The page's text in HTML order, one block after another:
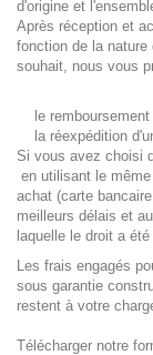
d'origine et
Après réception et
fonction de la
souhait, nous vous
le remboursement
la réexpédition
Si vous avez choisi
en utilisant le
achat (carte
meilleurs délais et
laquelle le droit a
Les frais engagés
sous garantie
restent à votre
Télécharger notre